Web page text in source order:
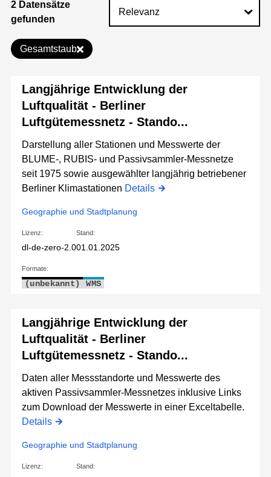
2 Datensätze
gefunden
Gesamtstaub
Langjährige Entwicklung der
Luftqualität - Berliner
Luftgütemessnetz - Stando...
Darstellung aller Stationen und Messwerte der
BLUME-, RUBIS- und Passivsammler-Messnetze
seit 1975 sowie ausgewählter langjährig betriebener
Berliner Klimastationen Details
Geographie und Stadtplanung
Lizenz:
dl-de-zero-2.0
Stand:
01.01.2025
Formate:
(unbekannt) WMS
Langjährige Entwicklung der
Luftqualität - Berliner
Luftgütemessnetz - Stando...
Daten aller Messstandorte und Messwerte des
aktiven Passivsammler-Messnetzes inklusive Links
zum Download der Messwerte in einer Exceltabelle.
Details
Geographie und Stadtplanung
Lizenz: Stand: